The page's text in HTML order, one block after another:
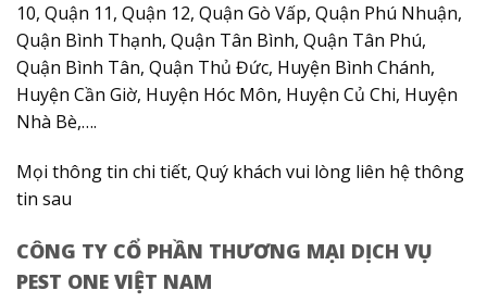
10, Quận 11, Quận 12, Quận Gò Vấp, Quận Phú Nhuận,
Quận Bình Thạnh, Quận Tân Bình, Quận Tân Phú,
Quận Bình Tân, Quận Thủ Đức, Huyện Bình Chánh,
Huyện Cần Giờ, Huyện Hóc Môn, Huyện Củ Chi, Huyện
Nhà Bè,….
Mọi thông tin chi tiết, Quý khách vui lòng liên hệ thông
tin sau
CÔNG TY CỔ PHẦN THƯƠNG MẠI DỊCH VỤ
PEST ONE VIỆT NAM